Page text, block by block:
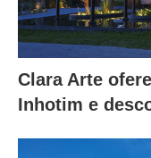
Clara Arte
Inhotim e